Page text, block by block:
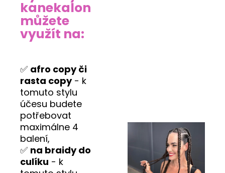
kanekalon
můžete
využít na:
✅ afro copy či
rasta copy- k
tomuto stylu
účesu budete
potřebovat
maximálne 4
balení,
✅ na braidy do
culíku - k